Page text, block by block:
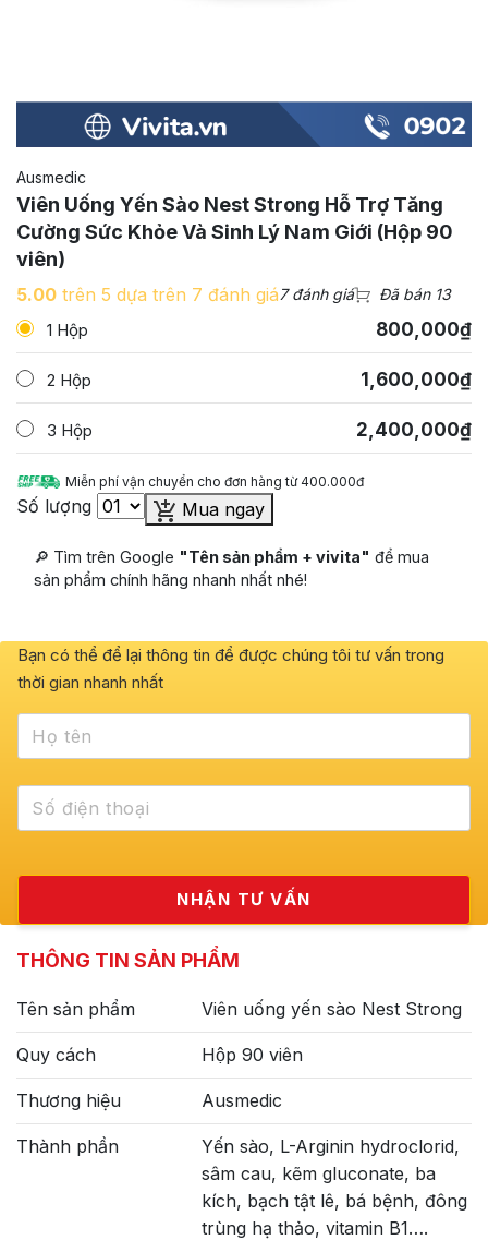
Ausmedic
Viên Uống Yến Sào Nest Strong Hỗ Trợ Tăng
Cường Sức Khỏe Và Sinh Lý Nam Giới (Hộp 90
viên)
5.00 trên 5 dựa trên 7 đánh giá7 đánh giá Đã bán 13
1 Hộp 800,000₫
2 Hộp 1,600,000₫
3 Hộp 2,400,000₫
Miễn phí vận chuyển cho đơn hàng từ 400.000đ
Số lượng Mua ngay
🔎 Tìm trên Google "Tên sản phẩm + vivita" để mua
sản phẩm chính hãng nhanh nhất nhé!
Bạn có thể để lại thông tin để được chúng tôi tư vấn trong
thời gian nhanh nhất
THÔNG TIN SẢN PHẨM
Tên sản phẩm Viên uống yến sào Nest Strong
Quy cách Hộp 90 viên
Thương hiệu Ausmedic
Thành phần
Yến sào, L-Arginin hydroclorid,
sâm cau, kẽm gluconate, ba
kích, bạch tật lê, bá bệnh, đông
trùng hạ thảo, vitamin B1….